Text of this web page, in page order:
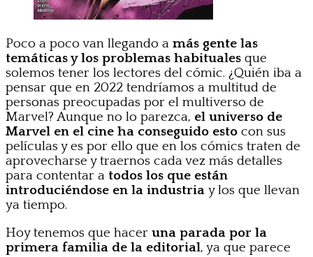
Poco a poco van llegando a más gente las
temáticas y los problemas habituales que
solemos tener los lectores del cómic. ¿Quién iba a
pensar que en 2022 tendríamos a multitud de
personas preocupadas por el multiverso de
Marvel? Aunque no lo parezca, el universo de
Marvel en el cine ha conseguido esto con sus
películas y es por ello que en los cómics traten de
aprovecharse y traernos cada vez más detalles
para contentar a todos los que están
introduciéndose en la industria y los que llevan
ya tiempo.
Hoy tenemos que hacer una parada por la
primera familia de la editorial, ya que parece